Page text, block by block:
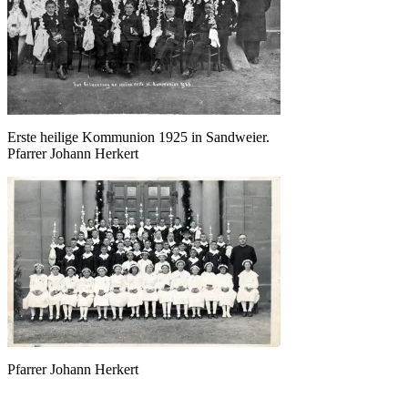
Erste heilige Kommunion 1925 in Sandweier.
Pfarrer Johann Herkert
Pfarrer Johann Herkert